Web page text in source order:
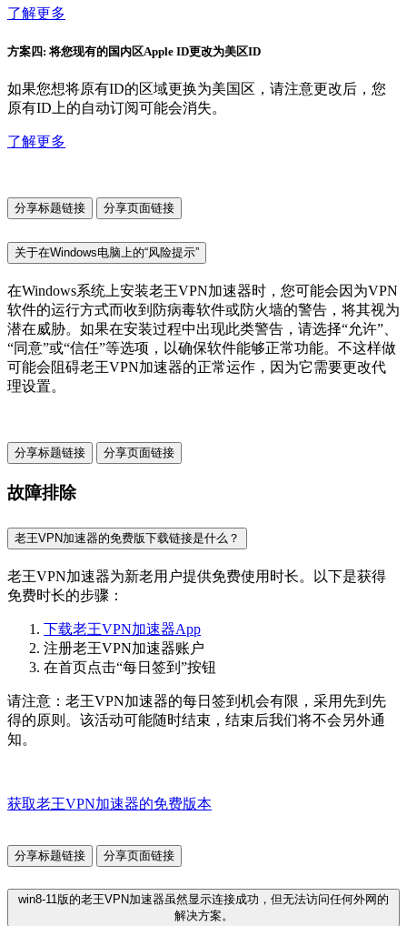
了解更多
方案四: 将您现有的国内区Apple ID更改为美区ID
如果您想将原有ID的区域更换为美国区，请注意更改后，您
原有ID上的自动订阅可能会消失。
了解更多
分享标题链接 分享页面链接
关于在Windows电脑上的“风险提示”
在Windows系统上安装老王VPN加速器时，您可能会因为VPN
软件的运行方式而收到防病毒软件或防火墙的警告，将其视为
潜在威胁。如果在安装过程中出现此类警告，请选择“允许”、
“同意”或“信任”等选项，以确保软件能够正常功能。不这样做
可能会阻碍老王VPN加速器的正常运作，因为它需要更改代
理设置。
分享标题链接 分享页面链接
故障排除
老王VPN加速器的免费版下载链接是什么？
老王VPN加速器为新老用户提供免费使用时长。以下是获得
免费时长的步骤：
下载老王VPN加速器App
注册老王VPN加速器账户
在首页点击“每日签到”按钮
请注意：老王VPN加速器的每日签到机会有限，采用先到先
得的原则。该活动可能随时结束，结束后我们将不会另外通
知。
获取老王VPN加速器的免费版本
分享标题链接 分享页面链接
win8-11版的老王VPN加速器虽然显示连接成功，但无法访问任何外网的
解决方案。